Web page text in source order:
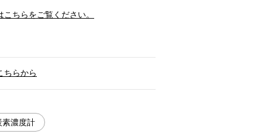
こちらをご覧ください。
ちらから
素濃度計